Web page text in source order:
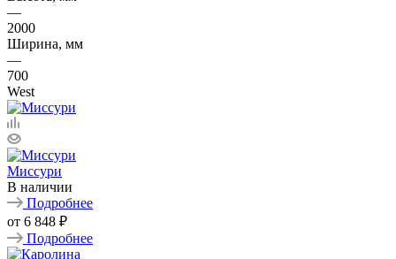
—
2000
Ширина, мм
—
700
West
Миссури
В наличии
Подробнее
от 6 848 ₽
Подробнее